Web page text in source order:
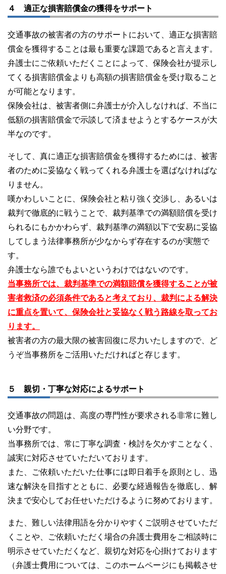
４ 適正な損害賠償金の獲得をサポート
交通事故の被害者の方のサポートにおいて、適正な損害賠
償金を獲得することは最も重要な課題であると言えます。
弁護士にご依頼いただくことによって、保険会社が提示し
てくる損害賠償金よりも高額の損害賠償金を受け取ること
が可能となります。
保険会社は、被害者側に弁護士が介入しなければ、不当に
低額の損害賠償金で示談して済ませようとするケースが大
半なのです。
そして、真に適正な損害賠償金を獲得するためには、被害
者のために妥協なく戦ってくれる弁護士を選ばなければな
りません。
嘆かわしいことに、保険会社と粘り強く交渉し、あるいは
裁判で徹底的に戦うことで、裁判基準での満額賠償を受け
られるにもかかわらず、裁判基準の満額以下で安易に妥協
してしまう法律事務所が少なからず存在するのが実態で
す。
弁護士なら誰でもよいというわけではないのです。
当事務所では、裁判基準での満額賠償を獲得することが被
害者救済の必須条件であると考えており、裁判による解決
に重点を置いて、保険会社と妥協なく戦う路線を取ってお
ります。
被害者の方の最大限の被害回復に尽力いたしますので、ど
うぞ当事務所をご活用いただければと存じます。
５ 親切・丁寧な対応によるサポート
交通事故の問題は、高度の専門性が要求される非常に難し
い分野です。
当事務所では、常に丁寧な調査・検討を欠かすことなく、
誠実に対応させていただいております。
また、ご依頼いただいた仕事には即日着手を原則とし、迅
速な解決を目指すとともに、必要な経過報告を徹底し、解
決まで安心してお任せいただけるように努めております。
また、難しい法律用語を分かりやすくご説明させていただ
くことや、ご依頼いただく場合の弁護士費用をご相談時に
明示させていただくなど、親切な対応を心掛けております
（弁護士費用については、このホームページにも掲載させ